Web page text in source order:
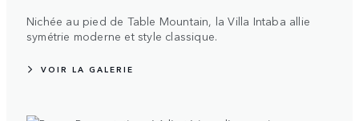
Nichée au pied de Table Mountain, la Villa Intaba allie
symétrie moderne et style classique.
VOIR LA GALERIE